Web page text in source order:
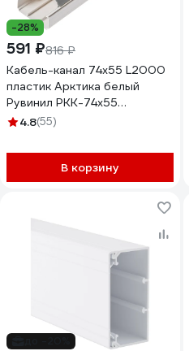
-28%
591 ₽816 ₽
Кабель-канал 74x55 L2000
пластик Арктика белый
Рувинил РКК-74x55
РКК-74Х55
4.8(55)
В корзину